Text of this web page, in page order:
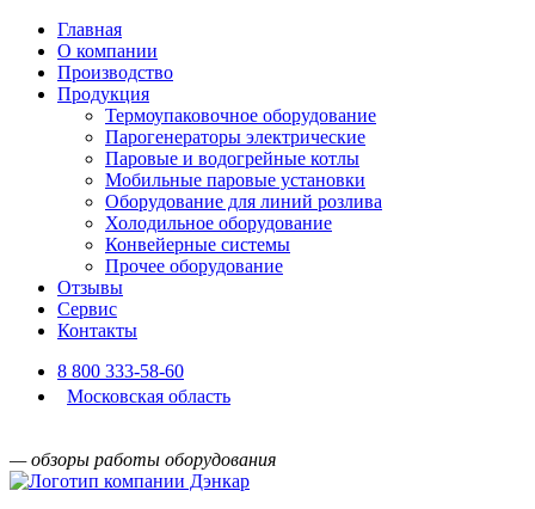
Главная
О компании
Производство
Продукция
Термоупаковочное оборудование
Парогенераторы электрические
Паровые и водогрейные котлы
Мобильные паровые установки
Оборудование для линий розлива
Холодильное оборудование
Конвейерные системы
Прочее оборудование
Отзывы
Сервис
Контакты
8 800 333-58-60
Московская область
— обзоры работы оборудования